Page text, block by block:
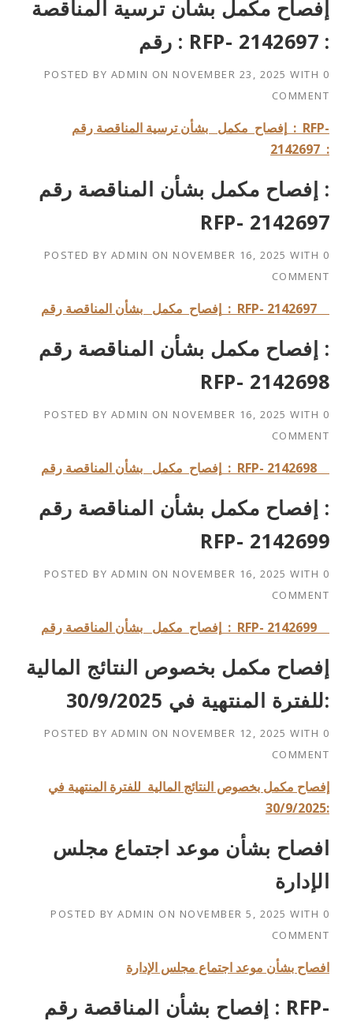
إفصاح مكمل بشأن ترسية المناقصة
رقم : RFP- 2142697 :
POSTED BY ADMIN ON NOVEMBER 23, 2025 WITH 0
COMMENT
إفصاح مكمل بشأن ترسية المناقصة رقم : RFP-
2142697 :
إفصاح مكمل بشأن المناقصة رقم :
RFP- 2142697
POSTED BY ADMIN ON NOVEMBER 16, 2025 WITH 0
COMMENT
إفصاح مكمل بشأن المناقصة رقم : RFP- 2142697
إفصاح مكمل بشأن المناقصة رقم :
RFP- 2142698
POSTED BY ADMIN ON NOVEMBER 16, 2025 WITH 0
COMMENT
إفصاح مكمل بشأن المناقصة رقم : RFP- 2142698
إفصاح مكمل بشأن المناقصة رقم :
RFP- 2142699
POSTED BY ADMIN ON NOVEMBER 16, 2025 WITH 0
COMMENT
إفصاح مكمل بشأن المناقصة رقم : RFP- 2142699
إفصاح مكمل بخصوص النتائج المالية
للفترة المنتهية في 30/9/2025:
POSTED BY ADMIN ON NOVEMBER 12, 2025 WITH 0
COMMENT
إفصاح مكمل بخصوص النتائج المالية للفترة المنتهية في
30/9/2025:
افصاح بشأن موعد اجتماع مجلس
الإدارة
POSTED BY ADMIN ON NOVEMBER 5, 2025 WITH 0
COMMENT
افصاح بشأن موعد اجتماع مجلس الإدارة
إفصاح بشأن المناقصة رقم : RFP-